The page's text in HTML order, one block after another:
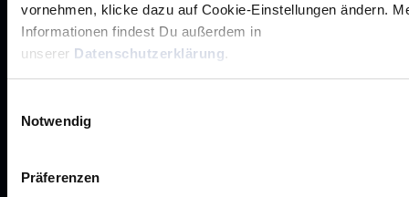
vornehmen, klicke dazu auf Cookie-Einstellungen ändern.
Informationen findest Du außerdem in
unserer Datenschutzerklärung.
Notwendig
Präferenzen
Rhein-Neckar Löwen GmbH
Werte der Löwen